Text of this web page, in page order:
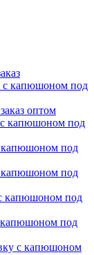
с капюшоном под
оптом
капюшоном под
капюшоном под
капюшоном под
капюшоном под
капюшоном под
с капюшоном